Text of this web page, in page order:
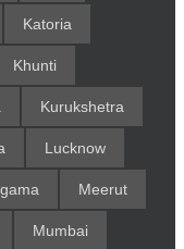
Katoria
Khunti
Kurukshetra
Lucknow
Meerut
Mumbai